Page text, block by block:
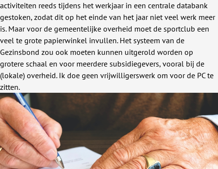
activiteiten reeds tijdens het werkjaar in een centrale databank
gestoken, zodat dit op het einde van het jaar niet veel werk meer
is. Maar voor de gemeentelijke overheid moet de sportclub een
veel te grote papierwinkel invullen. Het systeem van de
Gezinsbond zou ook moeten kunnen uitgerold worden op
grotere schaal en voor meerdere subsidiegevers, vooral bij de
(lokale) overheid. Ik doe geen vrijwilligerswerk om voor de PC te
zitten.